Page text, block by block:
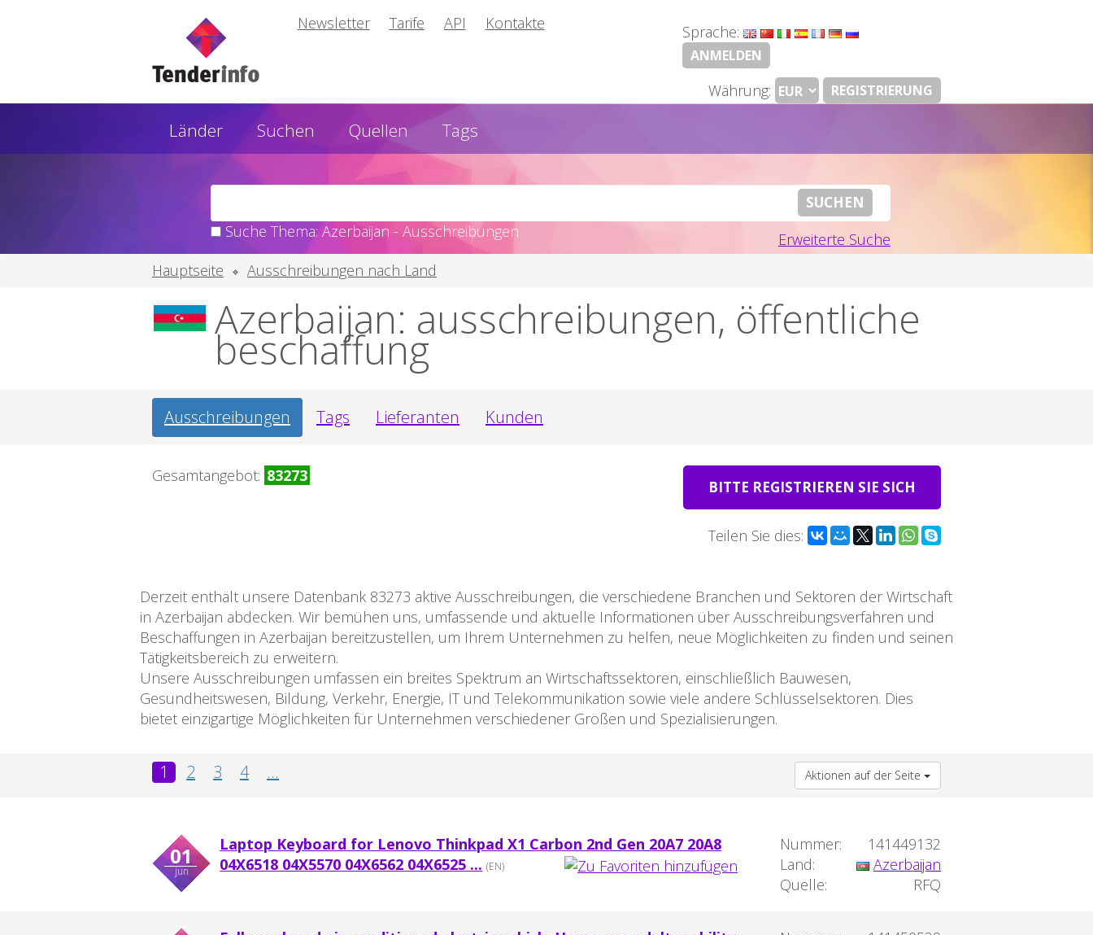
Newsletter Tarife API Kontakte Sprache:
ANMELDEN
Währung: REGISTRIERUNG
Länder Suchen Quellen Tags
Suche Thema: Azerbaijan - Ausschreibungen
Erweiterte Suche
Hauptseite
Ausschreibungen nach Land
Azerbaijan: ausschreibungen, öffentliche
beschaffung
Ausschreibungen Tags Lieferanten Kunden
Gesamtangebot: 83273
BITTE REGISTRIEREN SIE SICH
Teilen Sie dies:
Derzeit enthält unsere Datenbank 83273 aktive Ausschreibungen, die verschiedene Branchen und Sektoren der Wirtschaft
in Azerbaijan abdecken. Wir bemühen uns, umfassende und aktuelle Informationen über Ausschreibungsverfahren und
Beschaffungen in Azerbaijan bereitzustellen, um Ihrem Unternehmen zu helfen, neue Möglichkeiten zu finden und seinen
Tätigkeitsbereich zu erweitern.
Unsere Ausschreibungen umfassen ein breites Spektrum an Wirtschaftssektoren, einschließlich Bauwesen,
Gesundheitswesen, Bildung, Verkehr, Energie, IT und Telekommunikation sowie viele andere Schlüsselsektoren. Dies
bietet einzigartige Möglichkeiten für Unternehmen verschiedener Größen und Spezialisierungen.
1 2 3 4 ... Aktionen auf der Seite
01
jun
Laptop Keyboard for Lenovo Thinkpad X1 Carbon 2nd Gen 20A7 20A8
04X6518 04X5570 04X6562 04X6525 ... (EN)
Nummer:
141449132
Land:
Azerbaijan
Quelle:
RFQ